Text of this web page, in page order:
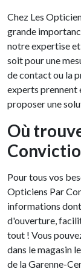
Chez Les
grande
notre expertise
soit pour une
de contact ou la
experts prennent
proposer une
Où
Pour tous vos
Opticiens Par
informations
d'ouverture,
tout ! Vous
dans le magasin
de la Garenne-